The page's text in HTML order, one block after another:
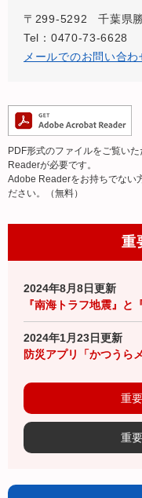
〒299-5292
千葉県
Tel：0470-73-6628
メールでのお問い合わ
PDF形式のファイルをご覧い
Readerが必要です。
Adobe Readerをお持ちでない
ださい。（無料）
重
2024年8月8日更新
『南海トラフ地震』と
2024年1月23日更新
防災アプリ「かつう
重
重